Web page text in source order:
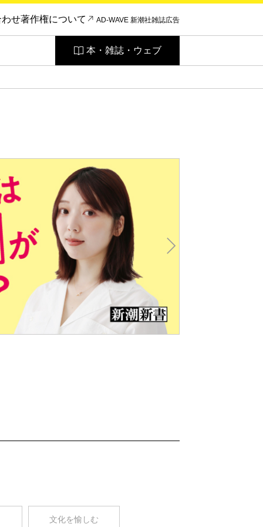
わせ著作権について AD-WAVE 新潮社雑誌広告
本・雑誌・ウェブ
文化を愉しむ